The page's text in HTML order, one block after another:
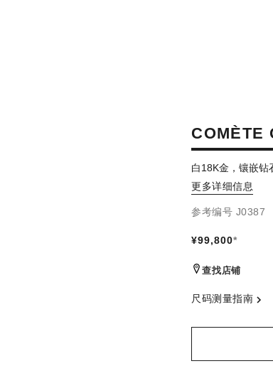
COMÈTE
白18K金，镶嵌钻
更多详细信息
参考编号 J0387
¥99,800*
查找店铺
尺码测量指南